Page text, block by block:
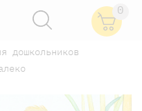
0
дошкольников